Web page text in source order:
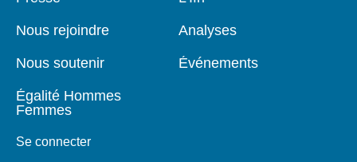
Nous rejoindre
Nous soutenir
Égalité Hommes
Femmes
Se connecter
Analyses
Événements